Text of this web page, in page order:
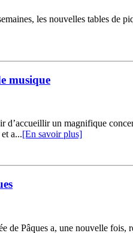
les nouvelles tables de
musique
d’accueillir un magnifique
a...[En savoir plus]
de Pâques a, une nouvelle fois,